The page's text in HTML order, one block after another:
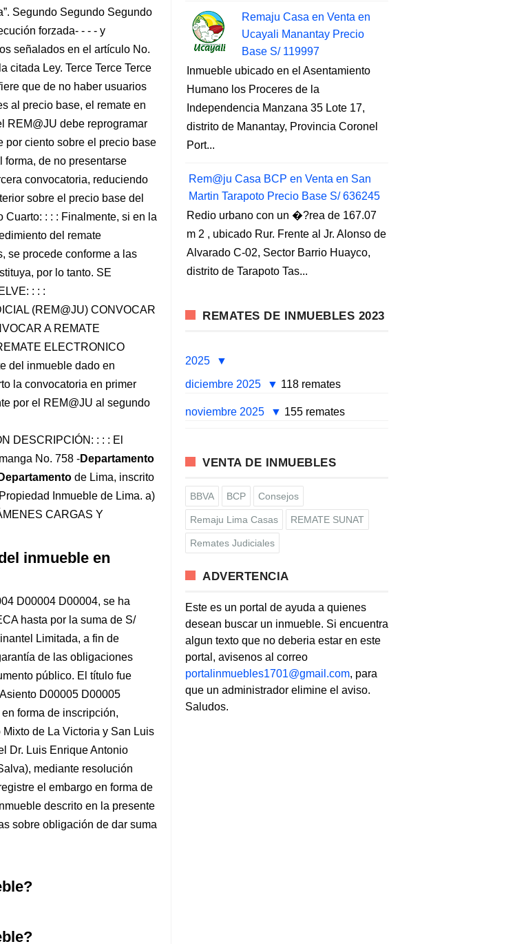
Segundo Segundo Segundo
forzada- - - - y
señalados en el artículo No.
citada Ley. Terce Terce Terce
que de no haber usuarios
al precio base, el remate en
REM@JU debe reprogramar
por ciento sobre el precio base
de no presentarse
convocatoria, reduciendo
sobre el precio base del
Cuarto: : : : Finalmente, si en la
del remate
se procede conforme a las
por lo tanto. SE
: : :
(REM@JU) CONVOCAR
A REMATE
ELECTRONICO
del inmueble dado en
la convocatoria en primer
por el REM@JU al segundo
DESCRIPCIÓN: : : : El
No. 758 -Departamento
Departamento de Lima, inscrito
Inmueble de Lima. a)
CARGAS Y
inmueble en
D00004 D00004, se ha
hasta por la suma de S/
Limitada, a fin de
de las obligaciones
público. El título fue
D00005 D00005
forma de inscripción,
de La Victoria y San Luis
Dr. Luis Enrique Antonio
mediante resolución
el embargo en forma de
descrito en la presente
sobre obligación de dar suma
Remaju Casa en Venta en
Ucayali Manantay Precio
Base S/ 119997
Inmueble ubicado en el Asentamiento
Humano los Proceres de la
Independencia Manzana 35 Lote 17,
distrito de Manantay, Provincia Coronel
Port...
Rem@ju Casa BCP en Venta en San
Martin Tarapoto Precio Base S/ 636245
Redio urbano con un �?rea de 167.07
m 2 , ubicado Rur. Frente al Jr. Alonso de
Alvarado C-02, Sector Barrio Huayco,
distrito de Tarapoto Tas...
REMATES DE INMUEBLES 2023
2025
diciembre 2025
118 remates
noviembre 2025 155 remates
VENTA DE INMUEBLES
BBVA BCP Consejos
Remaju Lima Casas REMATE SUNAT
Remates Judiciales
ADVERTENCIA
Este es un portal de ayuda a quienes
desean buscar un inmueble. Si encuentra
algun texto que no deberia estar en este
portal, avisenos al correo
portalinmuebles1701@gmail.com, para
que un administrador elimine el aviso.
Saludos.